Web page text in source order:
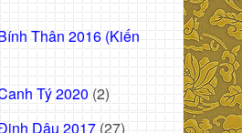
Thân 2016 (Kiến
Tý 2020 (2)
Dậu 2017 (27)